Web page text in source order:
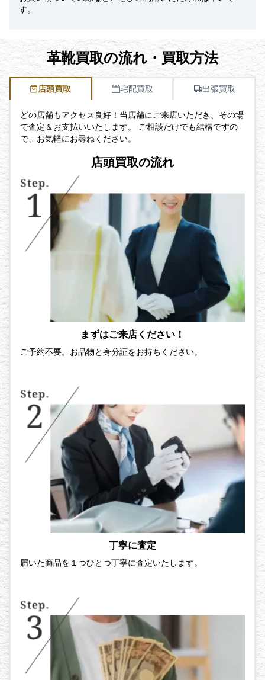
す。
革靴買取の流れ・買取方法
店頭買取 宅配買取 出張買取
どの店舗もアクセス良好！当店舗にご来店いただき、その場
で査定＆お支払いいたします。 ご相談だけでも結構ですの
で、お気軽にお尋ねください。
店頭買取の流れ
まずはご来店ください！
ご予約不要。お品物と身分証をお持ちください。
丁寧に査定
届いた商品を１つひとつ丁寧に査定いたします。